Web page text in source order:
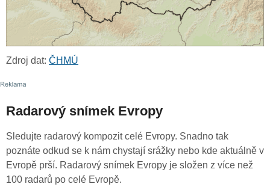
Zdroj dat: ČHMÚ
Radarový snímek Evropy
Sledujte radarový kompozit celé Evropy. Snadno tak
poznáte odkud se k nám chystají srážky nebo kde aktuálně v
Evropě prší. Radarový snímek Evropy je složen z více než
100 radarů po celé Evropě.